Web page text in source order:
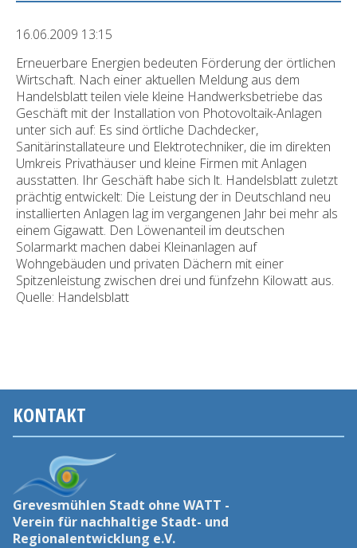
16.06.2009 13:15
Erneuerbare Energien bedeuten Förderung der örtlichen
Wirtschaft. Nach einer aktuellen Meldung aus dem
Handelsblatt teilen viele kleine Handwerksbetriebe das
Geschäft mit der Installation von Photovoltaik-Anlagen
unter sich auf: Es sind örtliche Dachdecker,
Sanitärinstallateure und Elektrotechniker, die im direkten
Umkreis Privathäuser und kleine Firmen mit Anlagen
ausstatten. Ihr Geschäft habe sich lt. Handelsblatt zuletzt
prächtig entwickelt: Die Leistung der in Deutschland neu
installierten Anlagen lag im vergangenen Jahr bei mehr als
einem Gigawatt. Den Löwenanteil im deutschen
Solarmarkt machen dabei Kleinanlagen auf
Wohngebäuden und privaten Dächern mit einer
Spitzenleistung zwischen drei und fünfzehn Kilowatt aus.
Quelle: Handelsblatt
KONTAKT
Grevesmühlen Stadt ohne WATT -
Verein für nachhaltige Stadt- und
Regionalentwicklung e.V.